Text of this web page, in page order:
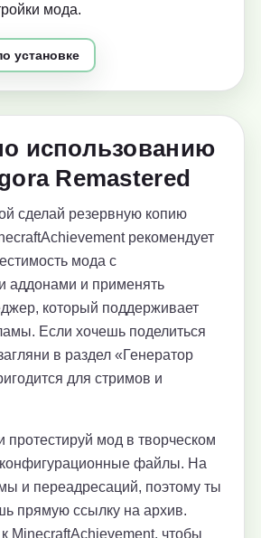
мода.
установке
использованию
Remastered
сделай резервную копию
рекомендует
мода с
аддонами и применять
который поддерживает
Если хочешь поделиться
в раздел «Генератор
для стримов и
протестируй мод в творческом
файлы. На
и переадресаций, поэтому ты
прямую ссылку на архив.
MinecraftAchievement, чтобы